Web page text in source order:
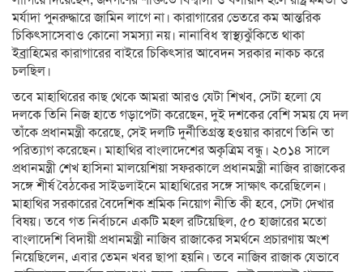
মর্যাদা পুনরুদ্ধারে জামিন লাগে না। কারাগারের ভেতরে কম আন্তরিক
চিকিৎসাসেবাও কোনো সমস্যা নয়। নানাবিধ স্বাস্থ্যঝুঁকিতে থাকা
ইব্রাহিমের কারাগারের বাইরে চিকিৎসার আবেদন সরকার নাকচ করে
চলছিল।
তবে মাহাথিরের কাছ থেকে আমরা আরও যেটা শিখব, সেটা হলো যে
দলকে তিনি নিজ হাতে গড়াপেটা করেছেন, দুই দশকের বেশি সময় যে দল
তাঁকে প্রধানমন্ত্রী করেছে, সেই দলটি দুর্নীতিগ্রস্ত হওয়ার কারণে তিনি তা
পরিত্যাগ করেছেন। মাহাথির বাংলাদেশের অকৃত্রিম বন্ধু। ২০১৪ সালে
প্রধানমন্ত্রী শেখ হাসিনা মালয়েশিয়া সফরকালে প্রধানমন্ত্রী নাজিব রাজাকের
সঙ্গে শীর্ষ বৈঠকের সাইডলাইনে মাহাথিরের সঙ্গে সাক্ষাৎ করেছিলেন।
মাহাথির সরকারের বৈদেশিক শ্রমিক নিয়োগ নীতি কী হবে, সেটা দেখার
বিষয়। তবে গত নির্বাচনে একটি মহল রটিয়েছিল, ৫০ হাজারের মতো
বাংলাদেশি বিদায়ী প্রধানমন্ত্রী নাজিব রাজাকের সমর্থনে প্রচারণায় অংশ
নিয়েছিলেন, এবার তেমন খবর ছাপা হয়নি। তবে নাজিব রাজাক যেভাবে